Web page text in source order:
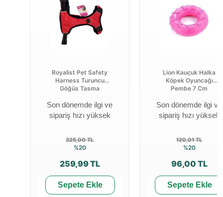
Royalist Pet Safety
Harness Turuncu
Göğüs Tasma
Son dönemde ilgi ve
sipariş hızı yüksek
325,00 TL
%20
259,99 TL
Sepete Ekle
Lion Kauçuk Halka
Köpek Oyuncağı
Pembe 7 Cm
Son dönemde ilgi ve
sipariş hızı yüksek
120,01 TL
%20
96,00 TL
Sepete Ekle